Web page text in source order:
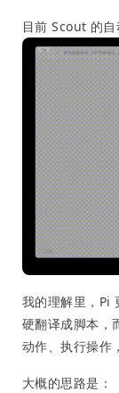
目前 Scout 的
我的理解里，Pi
硬翻译成脚本，
动作、执行操作
大概的思路是：